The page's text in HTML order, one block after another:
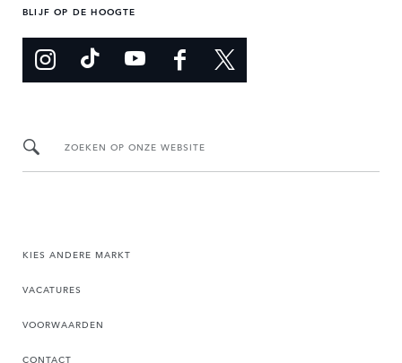
BLIJF OP DE HOOGTE
ZOEKEN OP ONZE WEBSITE
KIES ANDERE MARKT
VACATURES
VOORWAARDEN
CONTACT